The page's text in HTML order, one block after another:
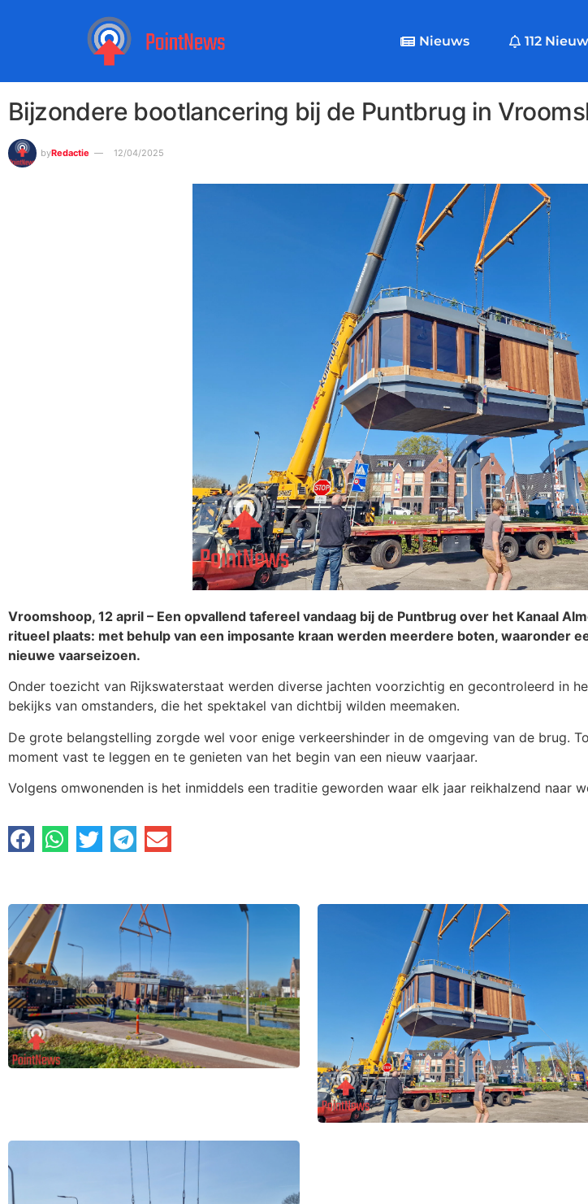
Nieuws 112
Bijzondere bootlancering bij de Puntbrug in
byRedactie 12/04/2025
Vroomshoop, 12 april – Een opvallend tafereel vandaag bij de Puntbrug over het Kanaal
ritueel plaats: met behulp van een imposante kraan werden meerdere boten, waaronder
nieuwe vaarseizoen.
Onder toezicht van Rijkswaterstaat werden diverse jachten voorzichtig en gecontroleerd in
bekijks van omstanders, die het spektakel van dichtbij wilden meemaken.
De grote belangstelling zorgde wel voor enige verkeershinder in de omgeving van de brug.
moment vast te leggen en te genieten van het begin van een nieuw vaarjaar.
Volgens omwonenden is het inmiddels een traditie geworden waar elk jaar reikhalzend naar